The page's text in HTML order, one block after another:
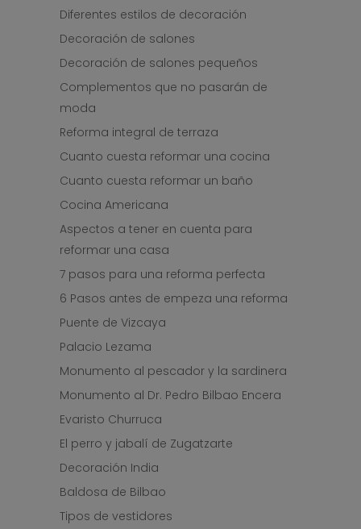
Diferentes estilos de decoración
Decoración de salones
Decoración de salones pequeños
Complementos que no pasarán de
moda
Reforma integral de terraza
Cuanto cuesta reformar una cocina
Cuanto cuesta reformar un baño
Cocina Americana
Aspectos a tener en cuenta para
reformar una casa
7 pasos para una reforma perfecta
6 Pasos antes de empeza una reforma
Puente de Vizcaya
Palacio Lezama
Monumento al pescador y la sardinera
Monumento al Dr. Pedro Bilbao Encera
Evaristo Churruca
El perro y jabalí de Zugatzarte
Decoración India
Baldosa de Bilbao
Tipos de vestidores